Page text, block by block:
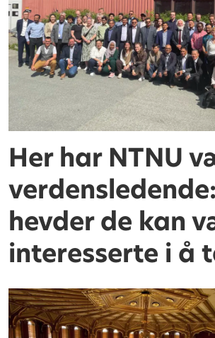
Her har NTNU
hevder de kan
interesserte i å